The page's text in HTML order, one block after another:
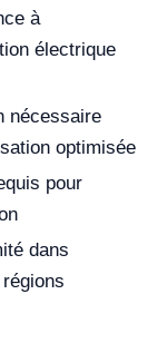
à
électrique
nécessaire
optimisée
pour
dans